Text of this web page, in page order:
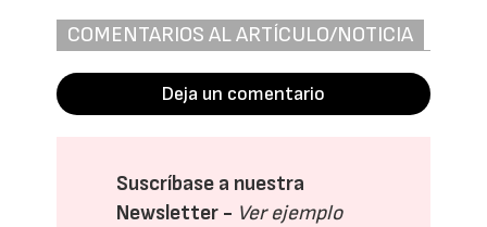
COMENTARIOS AL ARTÍCULO/NOTICIA
Deja un comentario
Suscríbase a nuestra
Newsletter - Ver ejemplo